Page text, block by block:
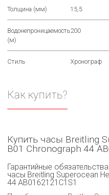
Толщина (мм) 15,5
Водонепроницаемость
(м)
200
Стиль Хронограф
Как купить?
Купить часы Breitling
B01 Chronograph 44
Гарантийные
часы Breitling Superocean
44 AB0162121C1S1